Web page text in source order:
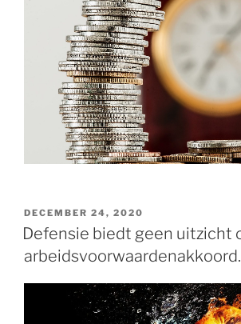
GEPLAATST
OP
DECEMBER 24, 2020
Defensie biedt geen uitzicht
arbeidsvoorwaardenakkoord.